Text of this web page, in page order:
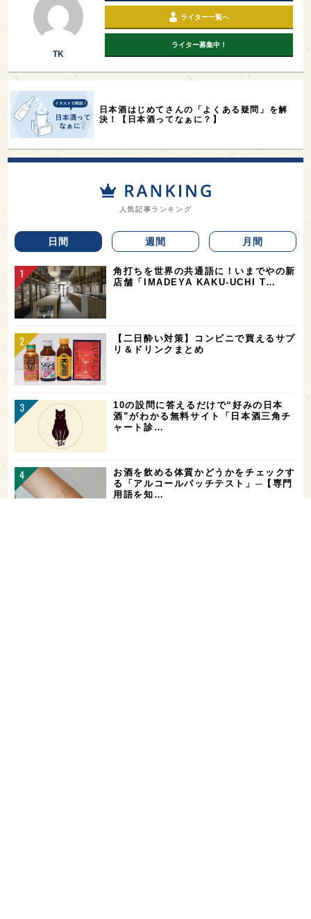
TK
ライター一覧へ
ライター募集中！
日本酒はじめてさんの「よくある疑問」を解
決！【日本酒ってなぁに？】
人気記事ランキング
日間 週間 月間
角打ちを世界の共通語に！いまでやの新
店舗「IMADEYA KAKU-UCHI T…
【二日酔い対策】コンビニで買えるサプ
リ＆ドリンクまとめ
10の設問に答えるだけで“好みの日本
酒”がわかる無料サイト「日本酒三角チ
ャート診…
お酒を飲める体質かどうかをチェックす
る「アルコールパッチテスト」─【専門
用語を知…